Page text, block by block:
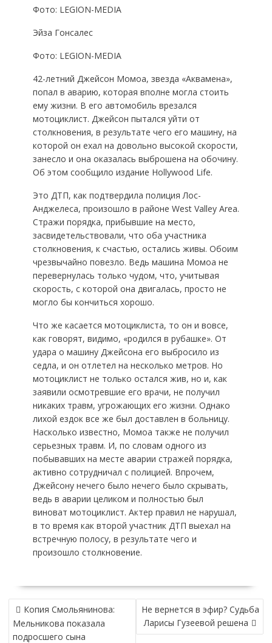
Фото: LEGION-MEDIA
Эйза Гонсалес
Фото: LEGION-MEDIA
42-летний Джейсон Момоа, звезда «Аквамена»,
попал в аварию, которая вполне могла стоить
ему жизни. В его автомобиль врезался
мотоциклист. Джейсон пытался уйти от
столкновения, в результате чего его машину, на
которой он ехал на довольно высокой скорости,
занесло и она оказалась выброшена на обочину.
Об этом сообщило издание Hollywood Life.
Это ДТП, как подтвердила полиция Лос-
Анджелеса, произошло в районе West Valley Area.
Стражи порядка, прибывшие на место,
засвидетельствовали, что оба участника
столкновения, к счастью, остались живы. Обоим
чрезвычайно повезло. Ведь машина Момоа не
перевернулась только чудом, что, учитывая
скорость, с которой она двигалась, просто не
могло бы кончиться хорошо.
Что же касается мотоциклиста, то он и вовсе,
как говорят, видимо, «родился в рубашке». От
удара о машину Джейсона его выбросило из
седла, и он отлетел на несколько метров. Но
мотоциклист не только остался жив, но и, как
заявили осмотревшие его врачи, не получил
никаких травм, угрожающих его жизни. Однако
лихой ездок все же был доставлен в больницу.
Насколько известно, Момоа также не получил
серьезных травм. И, по словам одного из
побывавших на месте аварии стражей порядка,
активно сотрудничал с полицией. Впрочем,
Джейсону нечего было нечего было скрывать,
ведь в аварии целиком и полностью был
виноват мотоциклист. Актер правил не нарушал,
в то время как второй участник ДТП выехал на
встречную полосу, в результате чего и
произошло столкновение.
НАВИГАЦИЯ
ПО
ЗАПИСЯМ
Копия Смольянинова:
Мельникова показала
подросшего сына
Не вернется в эфир? Судьба
Ларисы Гузеевой решена